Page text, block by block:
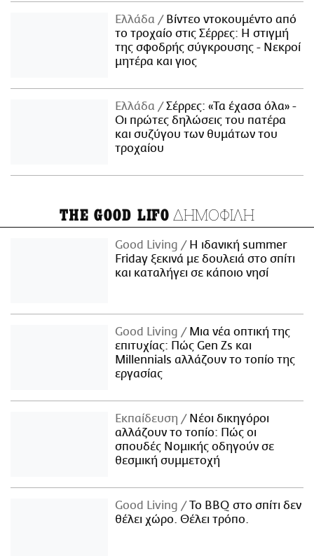
Ελλάδα
Βίντεο ντοκουμέντο από
το τροχαίο στις Σέρρες: Η στιγμή
της σφοδρής σύγκρουσης - Νεκροί
μητέρα και γιος
Ελλάδα
Σέρρες: «Τα έχασα όλα» -
Οι πρώτες δηλώσεις του πατέρα
και συζύγου των θυμάτων του
τροχαίου
THE GOOD LIFO ΔΗΜΟΦΙΛΗ
Good Living
Η ιδανική summer
Friday ξεκινά με δουλειά στο σπίτι
και καταλήγει σε κάποιο νησί
Good Living
Μια νέα οπτική της
επιτυχίας: Πώς Gen Zs και
Millennials αλλάζουν το τοπίο της
εργασίας
Εκπαίδευση
Νέοι δικηγόροι
αλλάζουν το τοπίο: Πώς οι
σπουδές Νομικής οδηγούν σε
θεσμική συμμετοχή
Good Living
Το BBQ στο σπίτι δεν
θέλει χώρο. Θέλει τρόπο.